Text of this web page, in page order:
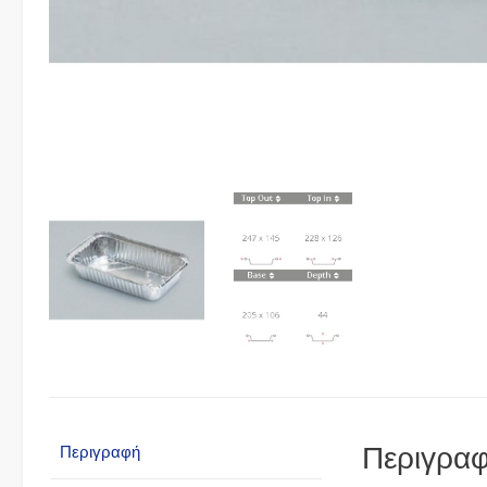
Περιγραφή